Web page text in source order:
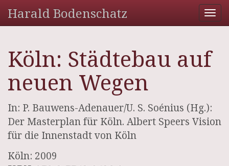
Harald Bodenschatz
Köln: Städtebau auf
neuen Wegen
In: P. Bauwens-Adenauer/U. S. Soénius (Hg.):
Der Masterplan für Köln. Albert Speers Vision
für die Innenstadt von Köln
Köln: 2009